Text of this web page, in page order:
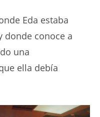
Eda estaba
donde conoce a
una
ella debía